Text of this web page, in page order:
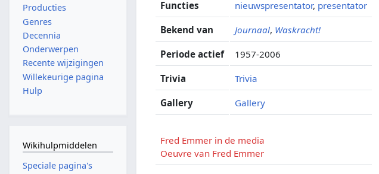
Functies nieuwspresentator, presentator
Bekend van Journaal, Waskracht!
Periode actief 1957-2006
Trivia Trivia
Gallery Gallery
Fred Emmer in de media
Oeuvre van Fred Emmer
Producties
Genres
Decennia
Onderwerpen
Recente wijzigingen
Willekeurige pagina
Hulp
Wikihulpmiddelen
Speciale pagina's